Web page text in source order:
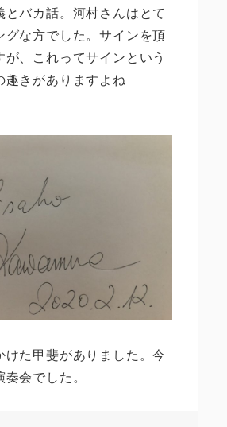
とバカ話。河村さんはとて
グな方でした。サインを頂
、これってサインという
趣きがありますよね
けた甲斐がありました。今
会でした。